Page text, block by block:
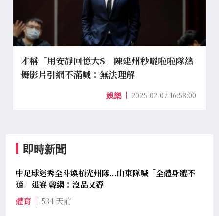
才稱「用安靜回憶大S」陳建州秒曬啦啦隊熱
舞影片引網不滿喊：無法理解
娛樂 2025-02-07 16:58:00
即時新聞
中足球迷秀全斗煥槓光州隊...山東隊喊「全體身體不
適」退賽 韓網：沒品又孬
體育
534 天前